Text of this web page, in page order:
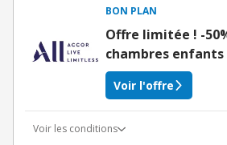
BON PLAN
Offre limitée ! -
chambres enfants
Voir l'offre
Voir les conditions